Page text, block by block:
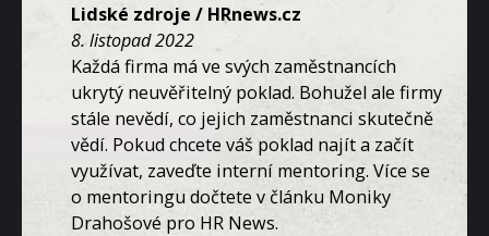
Lidské zdroje / HRnews.cz
8. listopad 2022
Každá firma má ve svých zaměstnancích
ukrytý neuvěřitelný poklad. Bohužel ale firmy
stále nevědí, co jejich zaměstnanci skutečně
vědí. Pokud chcete váš poklad najít a začít
využívat, zaveďte interní mentoring. Více se
o mentoringu dočtete v článku Moniky
Drahošové pro HR News.